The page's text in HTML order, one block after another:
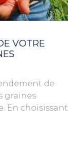
VOTRE
de
graines
En choisissant